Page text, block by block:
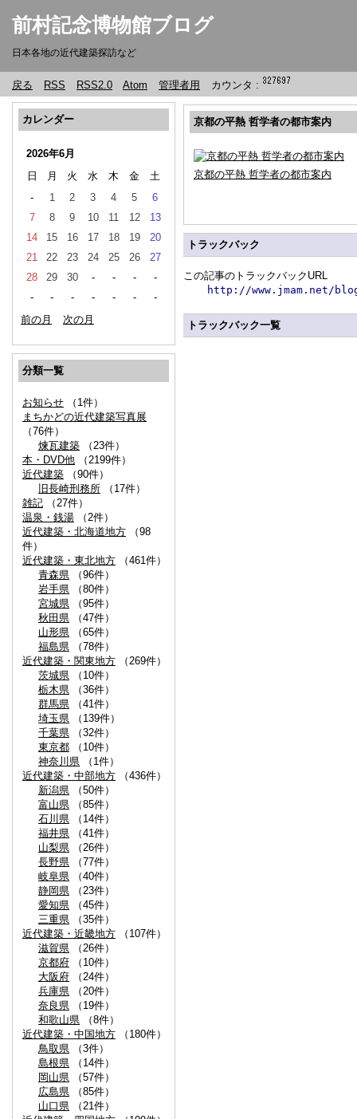
前村記念博物館ブログ
日本各地の近代建築探訪など
戻る RSS RSS2.0 Atom 管理者用 カウンタ :
カレンダー
2026年6月
日
月 火 水 木 金
土
-
1 2 3 4 5
6
7
8 9 10 11 12
13
14
15 16 17 18 19
20
21
22 23 24 25 26
27
28
29 30 - - -
-
-
- - - - -
-
前の月
次の月
分類一覧
お知らせ （1件）
まちかどの近代建築写真展
（76件）
煉瓦建築 （23件）
本・DVD他 （2199件）
近代建築 （90件）
旧長崎刑務所 （17件）
雑記 （27件）
温泉・銭湯 （2件）
近代建築・北海道地方 （98
件）
近代建築・東北地方 （461件）
青森県 （96件）
岩手県 （80件）
宮城県 （95件）
秋田県 （47件）
山形県 （65件）
福島県 （78件）
近代建築・関東地方 （269件）
茨城県 （10件）
栃木県 （36件）
群馬県 （41件）
埼玉県 （139件）
千葉県 （32件）
東京都 （10件）
神奈川県 （1件）
近代建築・中部地方 （436件）
新潟県 （50件）
富山県 （85件）
石川県 （14件）
福井県 （41件）
山梨県 （26件）
長野県 （77件）
岐阜県 （40件）
静岡県 （23件）
愛知県 （45件）
三重県 （35件）
近代建築・近畿地方 （107件）
滋賀県 （26件）
京都府 （10件）
大阪府 （24件）
兵庫県 （20件）
奈良県 （19件）
和歌山県 （8件）
近代建築・中国地方 （180件）
鳥取県 （3件）
島根県 （14件）
岡山県 （57件）
広島県 （85件）
山口県 （21件）
京都の平熱 哲学者の都市案内
京都の平熱 哲学者の都市案内
トラックバック
この記事のトラックバックURL
http://www.jmam.net/
トラックバック一覧